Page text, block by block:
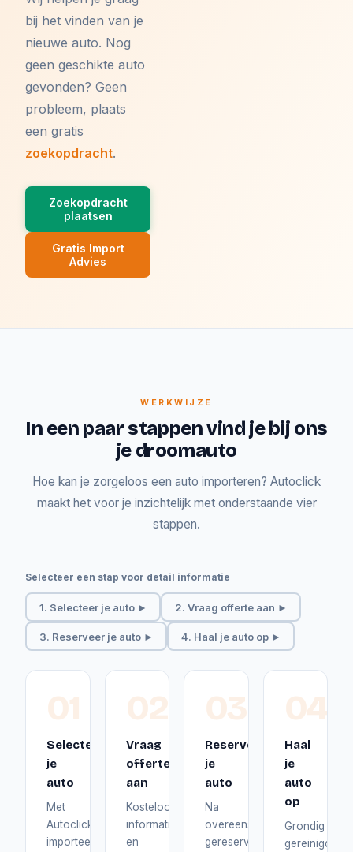
bij het vinden van je
nieuwe auto. Nog
geen geschikte auto
gevonden? Geen
probleem, plaats
een gratis
zoekopdracht.
Zoekopdracht
plaatsen
Gratis Import
Advies
WERKWIJZE
In een paar stappen vind je bij ons
je droomauto
Hoe kan je zorgeloos een auto importeren? Autoclick
maakt het voor je inzichtelijk met onderstaande vier
stappen.
Selecteer een stap voor detail informatie
1. Selecteer je auto ► 2. Vraag offerte aan ►
3. Reserveer je auto ► 4. Haal je auto op ►
01
Selecteer
je
auto
Met
Autoclick
importeer
02
Vraag
offerte
aan
Kosteloos
informatie
en
03
Reserveer
je
auto
Na
overeenstemming
gereserveerd
04
Haal
je
auto
op
Grondig
gereinigd